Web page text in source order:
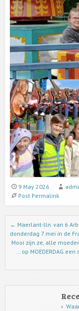
9 May 2026
Post Permalink
Post navigation
← Maerlant-lln. van 6
donderdag 7 mei in de
Mooi zijn ze, alle
… op MOEDERDAG